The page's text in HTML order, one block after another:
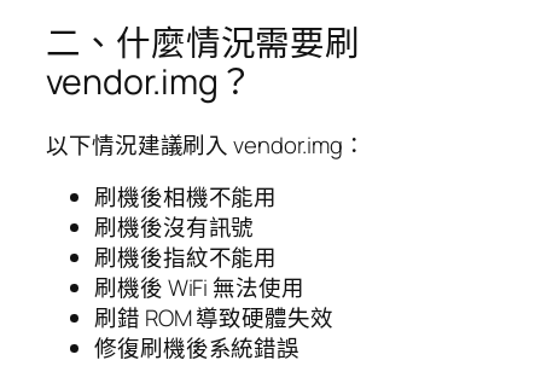
二、什麼情況需要刷
vendor.img？
以下情況建議刷入 vendor.img：
刷機後相機不能用
刷機後沒有訊號
刷機後指紋不能用
刷機後 WiFi 無法使用
刷錯 ROM 導致硬體失效
修復刷機後系統錯誤